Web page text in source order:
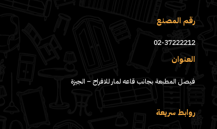
رقم المصنع
02-37222212
العنوان
فيصل المطبعة بجانب قاعه لمار للافراح – الجيزة
روابط سريعة